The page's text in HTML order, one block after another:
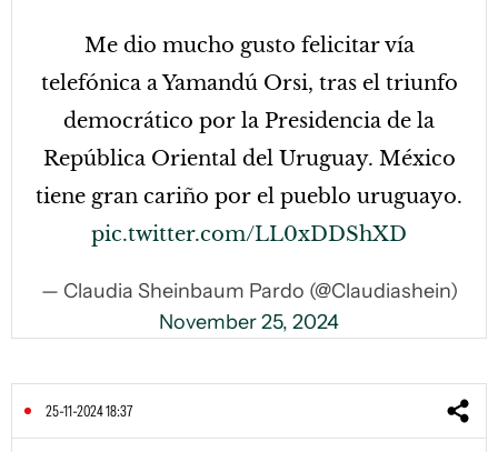
Me dio mucho gusto felicitar vía
telefónica a Yamandú Orsi, tras el triunfo
democrático por la Presidencia de la
República Oriental del Uruguay. México
tiene gran cariño por el pueblo uruguayo.
pic.twitter.com/LL0xDDShXD
— Claudia Sheinbaum Pardo (@Claudiashein)
November 25, 2024
25-11-2024 18:37